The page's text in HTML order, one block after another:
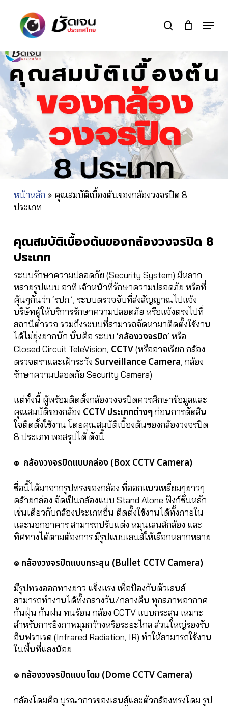
search Menu
หน้าหลัก » คุณสมบัติเบื้องต้นของกล้องวงจรปิด 8
ประเภท
คุณสมบัติเบื้องต้นของกล้องวงจรปิด 8
ประเภท
ระบบรักษาความปลอดภัย (Security System) มีหลาก
หลายรูปแบบ อาทิ เจ้าหน้าที่รักษาความปลอดภัย หรือที่
คุ้นๆกันว่า ‘รปภ.’, ระบบตรวจจับที่ส่งสัญญาณไปแจ้ง
บริษัทผู้ให้บริการรักษาความปลอดภัย หรือแจ้งตรงไปที่
สถานีตำรวจ รวมถึงระบบที่สามารถจัดหามาติดตั้งใช้งาน
ได้ไม่ยุ่งยากนัก นั่นคือ ระบบ ‘กล้องวงจรปิด’ หรือ
Closed Circuit TeleVision, CCTV(หรืออาจเรียก กล้อง
ตรวจตราและเฝ้าระวัง Surveillance Camera, กล้อง
รักษาความปลอดภัย Security Camera)
แต่ทั้งนี้ ผู้พร้อมติดตั้งกล้องวงจรปิดควรศึกษาข้อมูลและ
คุณสมบัติของกล้อง CCTV ประเภทต่างๆก่อนการตัดสิน
ใจติดตั้งใช้งาน โดยคุณสมบัติเบื้องต้นของกล้องวงจรปิด
8 ประเภท พอสรุปได้ ดังนี้
๏ กล้องวงจรปิดแบบกล่อง (Box CCTV Camera)
ชื่อนี้ได้มาจากรูปทรงของกล้อง ที่ออกแนวเหลี่ยมๆยาวๆ
คล้ายกล่อง จัดเป็นกล้องแบบ Stand Alone ฟังก์ชั่นหลัก
เช่นเดียวกับกล้องประเภทอื่น ติดตั้งใช้งานได้ทั้งภายใน
และนอกอาคาร สามารถปรับแต่ง หมุนเลนส์กล้อง และ
ทิศทางได้ตามต้องการ มีรูปแบบเลนส์ให้เลือกหลากหลาย
๏ กล้องวงจรปิดแบบกระสุน (Bullet CCTV Camera)
มีรูปทรงออกทางยาว แข็งแรง เพื่อป้องกันตัวเลนส์
สามารถทำงานได้ทั้งกลางวัน/กลางคืน ทุกสภาพอากาศ
กันฝุ่น กันฝน ทนร้อน กล้อง CCTV แบบกระสุน เหมาะ
สำหรับการยิงภาพมุมกว้างหรือระยะไกล ส่วนใหญ่รองรับ
อินฟราเรด (Infrared Radiation, IR) ทำให้สามารถใช้งาน
ในพื้นที่แสงน้อย
๏ กล้องวงจรปิดแบบโดม (Dome CCTV Camera)
กล้องโดมคือ บูรณาการของเลนส์และตัวกล้องทรงโดม รูป
Close